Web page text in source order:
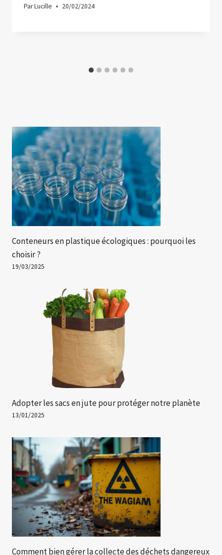
ParLucille 20/02/2024
Conteneurs en plastique écologiques : pourquoi les
choisir ?
19/03/2025
Adopter les sacs en jute pour protéger notre planète
13/01/2025
Comment bien gérer la collecte des déchets dangereux